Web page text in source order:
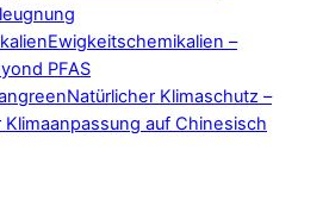
Ewigkeitschemikalien –
PFAS
Natürlicher Klimaschutz –
auf Chinesisch